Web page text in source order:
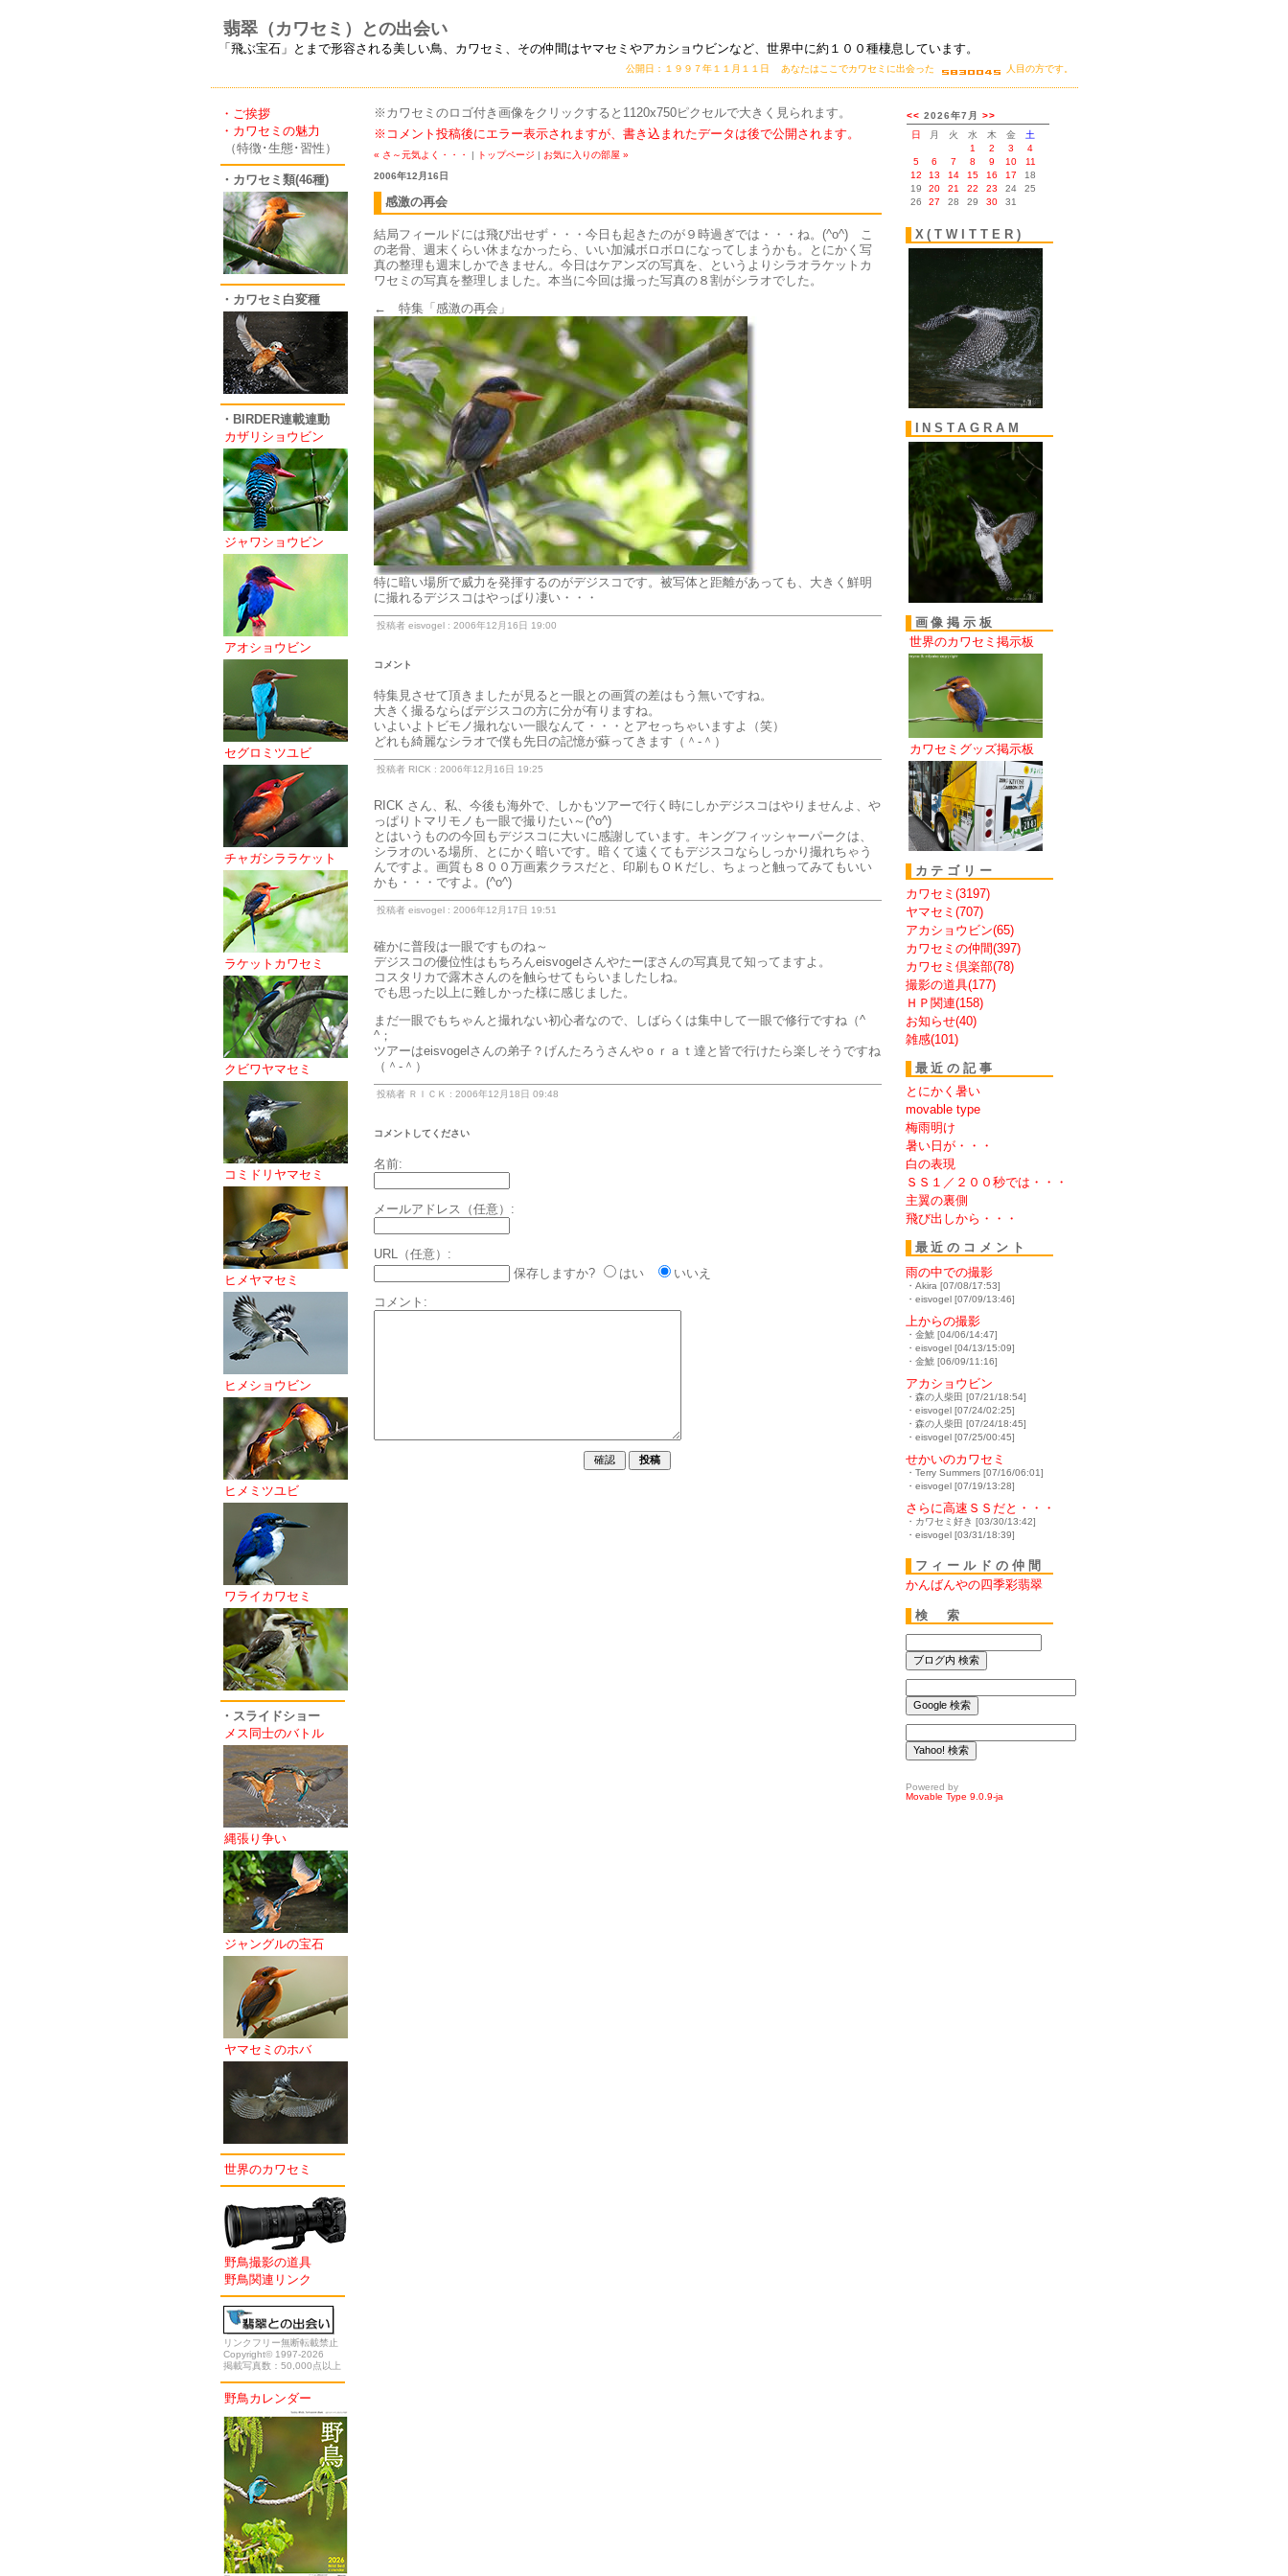
翡翠（カワセミ）との出会い
「飛ぶ宝石」とまで形容される美しい鳥、カワセミ、その仲間はヤマセミやアカショウビンなど、世界中に約１００種棲息しています。
公開日：１９９７年１１月１１日 あなたはここでカワセミに出会った 人目の方です。
・ご挨拶
・カワセミの魅力
（特徴･生態･習性）
・カワセミ類(46種)
・カワセミ白変種
・BIRDER連載連動
カザリショウビン
ジャワショウビン
アオショウビン
セグロミツユビ
チャガシララケット
ラケットカワセミ
クビワヤマセミ
コミドリヤマセミ
ヒメヤマセミ
ヒメショウビン
ヒメミツユビ
ワライカワセミ
・スライドショー
メス同士のバトル
縄張り争い
ジャングルの宝石
ヤマセミのホバ
世界のカワセミ
野鳥撮影の道具
野鳥関連リンク
リンクフリー無断転載禁止
Copyright© 1997-2026
掲載写真数：50,000点以上
野鳥カレンダー
※カワセミのロゴ付き画像をクリックすると1120x750ピクセルで大きく見られます。
※コメント投稿後にエラー表示されますが、書き込まれたデータは後で公開されます。
« さ～元気よく・・・ | トップページ | お気に入りの部屋 »
2006年12月16日
感激の再会
結局フィールドには飛び出せず・・・今日も起きたのが９時過ぎでは・・・ね。(^o^) こ
の老骨、週末くらい休まなかったら、いい加減ボロボロになってしまうかも。とにかく写
真の整理も週末しかできません。今日はケアンズの写真を、というよりシラオラケットカ
ワセミの写真を整理しました。本当に今回は撮った写真の８割がシラオでした。
← 特集「感激の再会」
特に暗い場所で威力を発揮するのがデジスコです。被写体と距離があっても、大きく鮮明
に撮れるデジスコはやっぱり凄い・・・
投稿者 eisvogel : 2006年12月16日 19:00
コメント
特集見させて頂きましたが見ると一眼との画質の差はもう無いですね。
大きく撮るならばデジスコの方に分が有りますね。
いよいよトビモノ撮れない一眼なんて・・・とアセっちゃいますよ（笑）
どれも綺麗なシラオで僕も先日の記憶が蘇ってきます（＾-＾）
投稿者 RICK : 2006年12月16日 19:25
RICK さん、私、今後も海外で、しかもツアーで行く時にしかデジスコはやりませんよ、や
っぱりトマリモノも一眼で撮りたい～(^o^)
とはいうものの今回もデジスコに大いに感謝しています。キングフィッシャーパークは、
シラオのいる場所、とにかく暗いです。暗くて遠くてもデジスコならしっかり撮れちゃう
んですよ。画質も８００万画素クラスだと、印刷もＯＫだし、ちょっと触ってみてもいい
かも・・・ですよ。(^o^)
投稿者 eisvogel : 2006年12月17日 19:51
確かに普段は一眼ですものね～
デジスコの優位性はもちろんeisvogelさんやたーぼさんの写真見て知ってますよ。
コスタリカで露木さんのを触らせてもらいましたしね。
でも思った以上に難しかった様に感じました。
まだ一眼でもちゃんと撮れない初心者なので、しばらくは集中して一眼で修行ですね（^
^；
ツアーはeisvogelさんの弟子？げんたろうさんやｏｒａｔ達と皆で行けたら楽しそうですね
（＾-＾）
投稿者 ＲＩＣＫ : 2006年12月18日 09:48
コメントしてください
名前:
メールアドレス（任意）:
URL（任意）:
保存しますか?
はい
いいえ
コメント:
X(TWITTER)
INSTAGRAM
画像掲示板
世界のカワセミ掲示板
カワセミグッズ掲示板
カテゴリー
カワセミ(3197)
ヤマセミ(707)
アカショウビン(65)
カワセミの仲間(397)
カワセミ倶楽部(78)
撮影の道具(177)
ＨＰ関連(158)
お知らせ(40)
雑感(101)
最近の記事
とにかく暑い
movable type
梅雨明け
暑い日が・・・
白の表現
ＳＳ１／２００秒では・・・
主翼の裏側
飛び出しから・・・
最近のコメント
雨の中での撮影
・Akira [07/08/17:53]
・eisvogel [07/09/13:46]
上からの撮影
・金鯱 [04/06/14:47]
・eisvogel [04/13/15:09]
・金鯱 [06/09/11:16]
アカショウビン
・森の人柴田 [07/21/18:54]
・eisvogel [07/24/02:25]
・森の人柴田 [07/24/18:45]
・eisvogel [07/25/00:45]
せかいのカワセミ
・Terry Summers [07/16/06:01]
・eisvogel [07/19/13:28]
さらに高速ＳＳだと・・・
・カワセミ好き [03/30/13:42]
・eisvogel [03/31/18:39]
フィールドの仲間
かんばんやの四季彩翡翠
検 索
Powered by
Movable Type 9.0.9-ja